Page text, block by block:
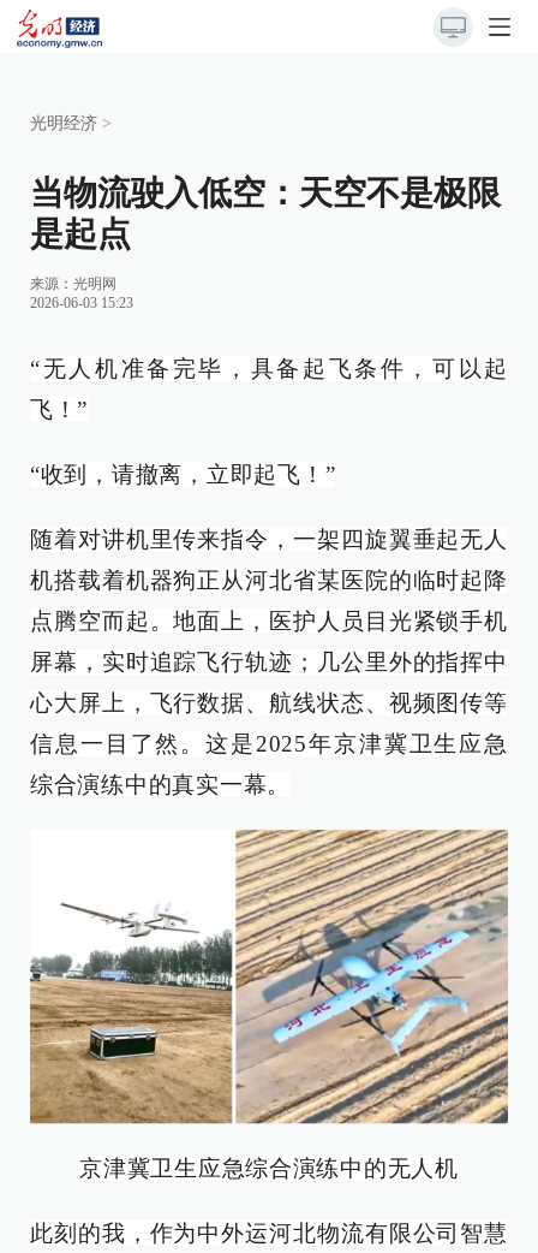
光明经济 >
当物流驶入低空：天空不是极限
是起点
来源： 光明网
2026-06-03 15:23
“无人机准备完毕，具备起飞条件，可以起
飞！”
“收到，请撤离，立即起飞！”
随着对讲机里传来指令，一架四旋翼垂起无人
机搭载着机器狗正从河北省某医院的临时起降
点腾空而起。地面上，医护人员目光紧锁手机
屏幕，实时追踪飞行轨迹；几公里外的指挥中
心大屏上，飞行数据、航线状态、视频图传等
信息一目了然。这是2025年京津冀卫生应急
综合演练中的真实一幕。
京津冀卫生应急综合演练中的无人机
此刻的我，作为中外运河北物流有限公司智慧